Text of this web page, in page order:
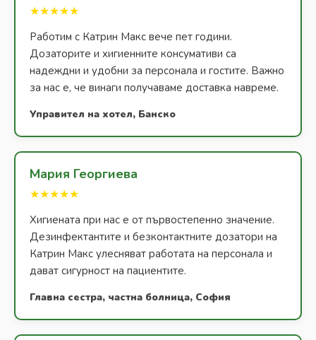
★★★★★
Работим с Катрин Макс вече пет години.
Дозаторите и хигиенните консумативи са
надеждни и удобни за персонала и гостите. Важно
за нас е, че винаги получаваме доставка навреме.
Управител на хотел, Банско
Мария Георгиева
★★★★★
Хигиената при нас е от първостепенно значение.
Дезинфектантите и безконтактните дозатори на
Катрин Макс улесняват работата на персонала и
дават сигурност на пациентите.
Главна сестра, частна болница, София